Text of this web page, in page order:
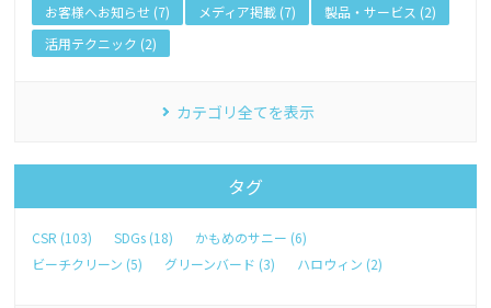
お客様へお知らせ (7)
メディア掲載 (7)
製品・サービス (2)
活用テクニック (2)
カテゴリ全てを表示
タグ
CSR (103) SDGs (18)
かもめのサニー (6)
ビーチクリーン (5)
グリーンバード (3) ハロウィン (2)